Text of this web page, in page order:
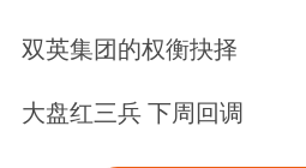
双英集团的权衡抉择
大盘红三兵 下周回调